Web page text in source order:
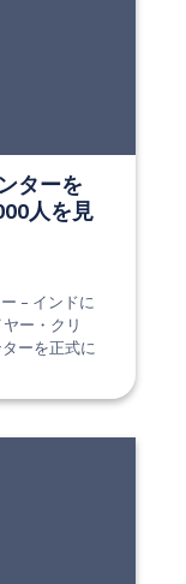
ターを
人を見
– インドに
ー・クリ
ーを正式に